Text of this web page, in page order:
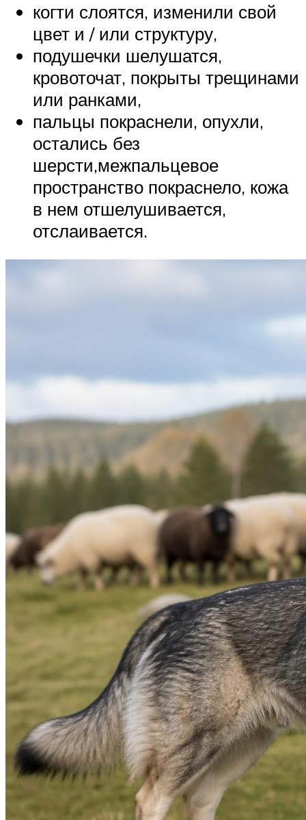
когти слоятся, изменили свой
цвет и / или структуру,
подушечки шелушатся,
кровоточат, покрыты трещинами
или ранками,
пальцы покраснели, опухли,
остались без
шерсти,межпальцевое
пространство покраснело, кожа
в нем отшелушивается,
отслаивается.